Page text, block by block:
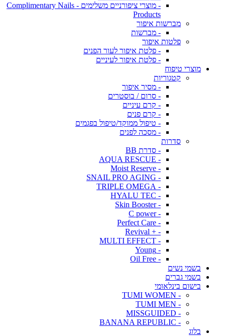
- מוצרי ציפורניים משלימים - Complimentary Nails
Products
מברשות איפור
- מברשות
פלטות איפור
- פלטת איפור לעור הפנים
- פלטת איפור לעיניים
מוצרי טיפוח
קטגוריות
- מסיר איפור
- סרום / בוסטרים
- קרם עיניים
- קרם פנים
- טיפול ממוקד/טיפול בפגמים
- מסכה לפנים
סדרות
- סדרת BB
- AQUA RESCUE
- Moist Reserve
- SNAIL PRO AGING
- TRIPLE OMEGA
- HYALU TEC
- Skin Booster
- C power
- Perfect Care
- + Revival
- MULTI EFFECT
- Young
- Oil Free
בשמי נשים
בשמי גברים
בישום בינלאומי
- TUMI WOMEN
- TUMI MEN
- MISSGUIDED
- BANANA REPUBLIC
בלוג